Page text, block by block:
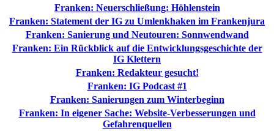
Franken: Neuerschließung: Höhlenstein
Franken: Statement der IG zu Umlenkhaken im Frankenjura
Franken: Sanierung und Neutouren: Sonnwendwand
Franken: Ein Rückblick auf die Entwicklungsgeschichte der
IG Klettern
Franken: Redakteur gesucht!
Franken: IG Podcast #1
Franken: Sanierungen zum Winterbeginn
Franken: In eigener Sache: Website-Verbesserungen und
Gefahrenquellen